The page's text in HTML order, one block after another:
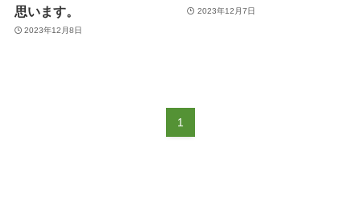
思います。
2023年12月8日
2023年12月7日
1